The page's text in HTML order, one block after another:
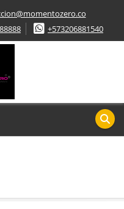
+573206881540